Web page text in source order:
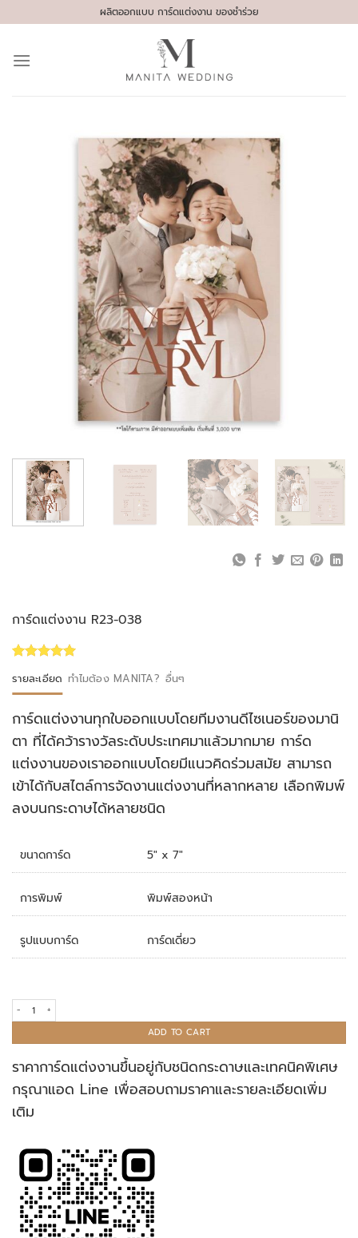
to
ผลิตออกแบบ การ์ดแต่งงาน ของชำร่วย
การ์ดแต่งงาน R23-038
out of 5
based on
rating
รายละเอียด ทำไมต้อง MANITA? อื่นๆ
การ์ดแต่งงานทุกใบออกแบบโดยทีมงานดีไซเนอร์ของมานิ
ตา ที่ได้คว้ารางวัลระดับประเทศมาแล้วมากมาย การ์ด
แต่งงานของเราออกแบบโดยมีแนวคิดร่วมสมัย สามารถ
เข้าได้กับสไตล์การจัดงานแต่งงานที่หลากหลาย เลือกพิมพ์
ลงบนกระดาษได้หลายชนิด
ขนาดการ์ด 5" x 7"
การพิมพ์ พิมพ์สองหน้า
รูปแบบการ์ด การ์ดเดี่ยว
การ์ดแต่งงาน R23-038 quantity
ADD TO CART
ราคาการ์ดแต่งงานขึ้นอยู่กับชนิดกระดาษและเทคนิคพิเศษ
กรุณาแอด Line เพื่อสอบถามราคาและรายละเอียดเพิ่ม
เติม